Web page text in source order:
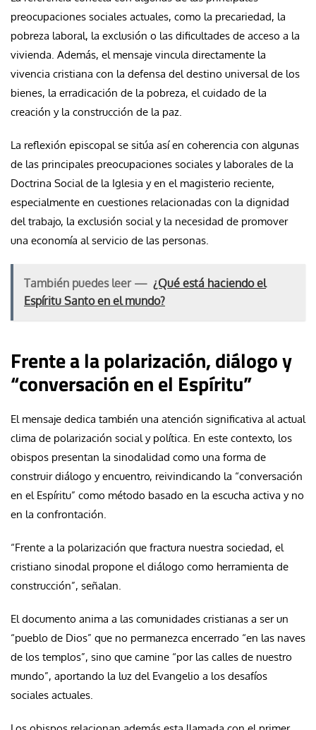
preocupaciones sociales actuales, como la precariedad, la
pobreza laboral, la exclusión o las dificultades de acceso a la
vivienda. Además, el mensaje vincula directamente la
vivencia cristiana con la defensa del destino universal de los
bienes, la erradicación de la pobreza, el cuidado de la
creación y la construcción de la paz.
La reflexión episcopal se sitúa así en coherencia con algunas
de las principales preocupaciones sociales y laborales de la
Doctrina Social de la Iglesia y en el magisterio reciente,
especialmente en cuestiones relacionadas con la dignidad
del trabajo, la exclusión social y la necesidad de promover
una economía al servicio de las personas.
También puedes leer — ¿Qué está haciendo el
Espíritu Santo en el mundo?
Frente a la polarización, diálogo y
“conversación en el Espíritu”
El mensaje dedica también una atención significativa al actual
clima de polarización social y política. En este contexto, los
obispos presentan la sinodalidad como una forma de
construir diálogo y encuentro, reivindicando la “conversación
en el Espíritu” como método basado en la escucha activa y no
en la confrontación.
“Frente a la polarización que fractura nuestra sociedad, el
cristiano sinodal propone el diálogo como herramienta de
construcción”, señalan.
El documento anima a las comunidades cristianas a ser un
“pueblo de Dios” que no permanezca encerrado “en las naves
de los templos”, sino que camine “por las calles de nuestro
mundo”, aportando la luz del Evangelio a los desafíos
sociales actuales.